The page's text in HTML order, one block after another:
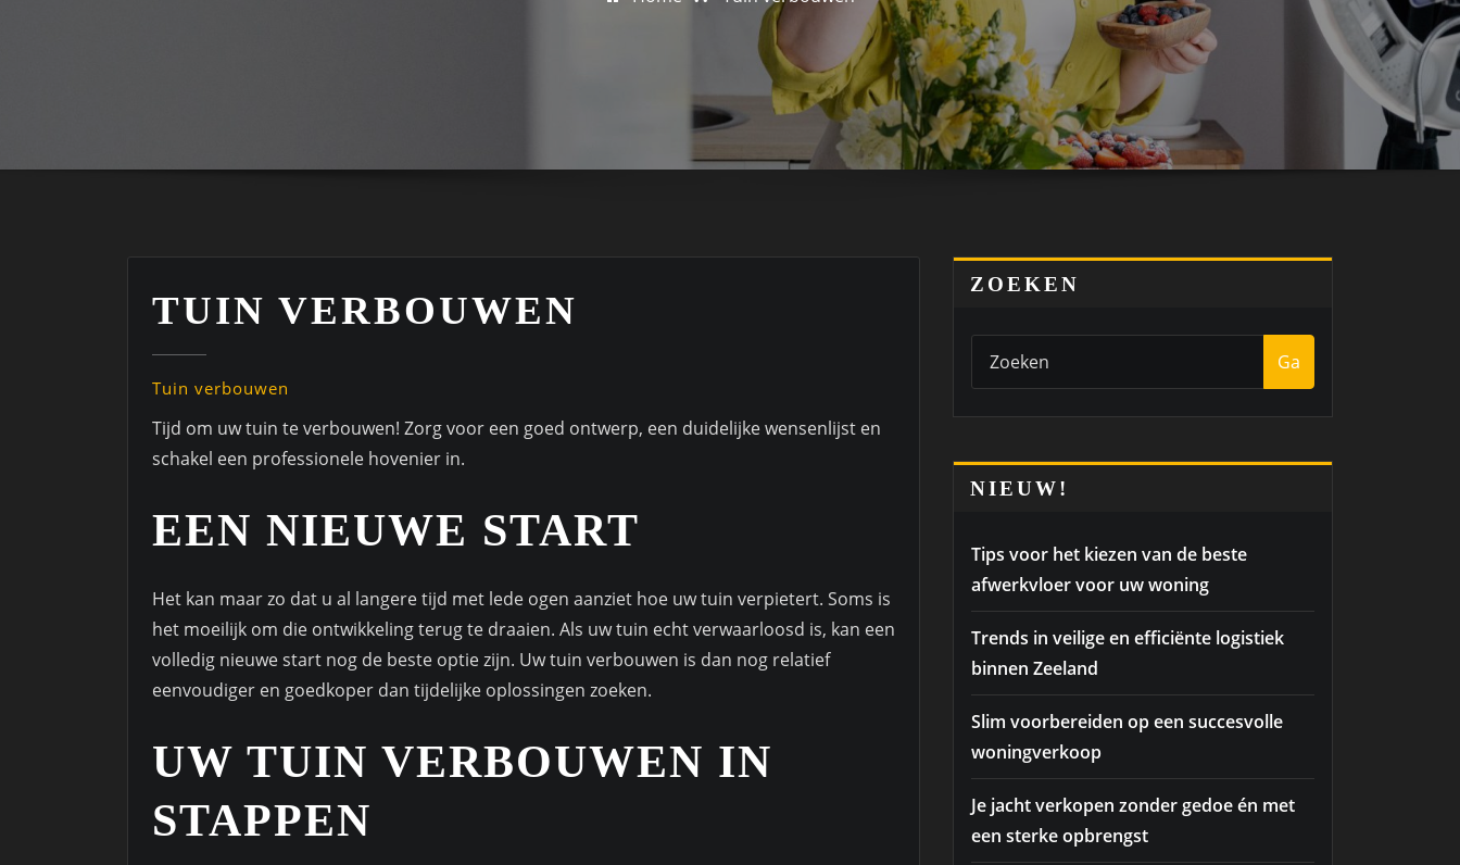
TUIN VERBOUWEN
Tuin verbouwen
Tijd om uw tuin te verbouwen! Zorg voor een goed ontwerp, een duidelijke wensenlijst en
schakel een professionele hovenier in.
EEN NIEUWE START
Het kan maar zo dat u al langere tijd met lede ogen aanziet hoe uw tuin verpietert. Soms is
het moeilijk om die ontwikkeling terug te draaien. Als uw tuin echt verwaarloosd is, kan een
volledig nieuwe start nog de beste optie zijn. Uw tuin verbouwen is dan nog relatief
eenvoudiger en goedkoper dan tijdelijke oplossingen zoeken.
UW TUIN VERBOUWEN IN
STAPPEN
ZOEKEN
Ga
NIEUW!
Tips voor het kiezen van de beste
afwerkvloer voor uw woning
Trends in veilige en efficiënte logistiek
binnen Zeeland
Slim voorbereiden op een succesvolle
woningverkoop
Je jacht verkopen zonder gedoe én met
een sterke opbrengst